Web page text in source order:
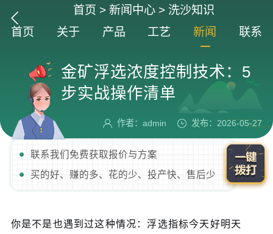
首页 > 新闻中心> 洗沙知识
首页
关于 产品 工艺 新闻 联系
金矿浮选浓度控制技术：5
步实战操作清单
作者：admin 发布：2026-05-27
联系我们免费获取报价与方案
买的好、赚的多、花的少、投产快、售后少
你是不是也遇到过这种情况：浮选指标今天好明天